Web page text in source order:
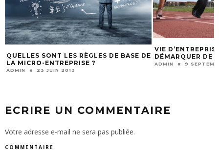
QUELLES SONT LES RÈGLES DE BASE DE
LA MICRO-ENTREPRISE ?
ADMIN 23 JUIN 2013
VIE
DÉMARQUER DE
ADMIN 9
ECRIRE UN COMMENTAIRE
Votre adresse e-mail ne sera pas publiée.
COMMENTAIRE